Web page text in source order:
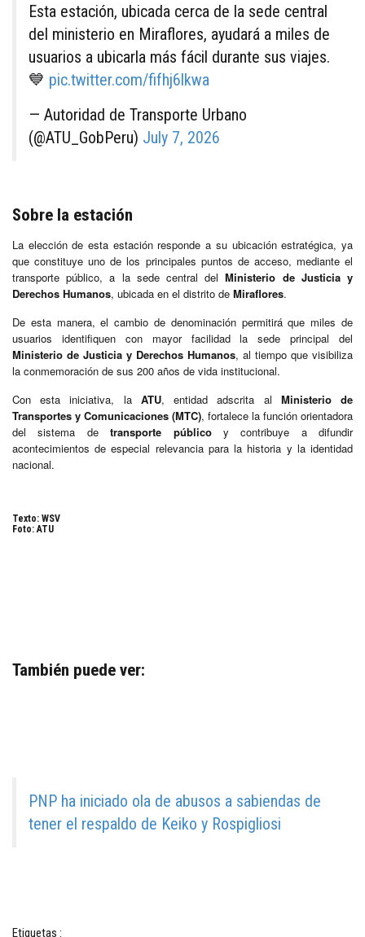
Esta estación, ubicada cerca de la sede central
del ministerio en Miraflores, ayudará a miles de
usuarios a ubicarla más fácil durante sus viajes.
💙 pic.twitter.com/fifhj6lkwa
— Autoridad de Transporte Urbano
(@ATU_GobPeru) July 7, 2026
Sobre la estación
La elección de esta estación responde a su ubicación estratégica, ya
que constituye uno de los principales puntos de acceso, mediante el
transporte público, a la sede central delMinisterio de Justicia y
Derechos Humanos, ubicada en el distrito de Miraflores.
De esta manera, el cambio de denominación permitirá que miles de
usuarios identifiquen con mayor facilidad la sede principal del
Ministerio de Justicia y Derechos Humanos, al tiempo que visibiliza
la conmemoración de sus 200 años de vida institucional.
Con esta iniciativa, la ATU, entidad adscrita al Ministerio de
Transportes y Comunicaciones (MTC), fortalece la función orientadora
del sistema detransporte públicoy contribuye a difundir
acontecimientos de especial relevancia para la historia y la identidad
nacional.
Texto: WSV
Foto: ATU
También puede ver:
PNP ha iniciado ola de abusos a sabiendas de
tener el respaldo de Keiko y Rospigliosi
Etiquetas :